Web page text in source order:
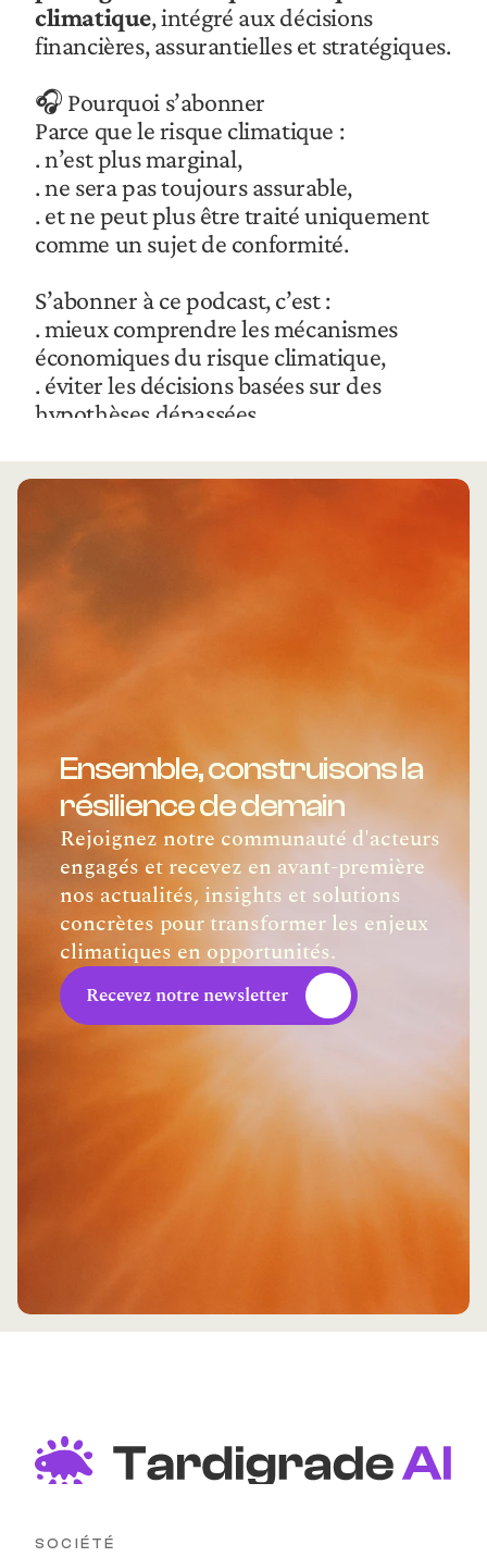
climatique, intégré aux décisions
financières, assurantielles et stratégiques.
🎧 Pourquoi s’abonner
Parce que le risque climatique :
. n’est plus marginal,
. ne sera pas toujours assurable,
. et ne peut plus être traité uniquement
comme un sujet de conformité.
S’abonner à ce podcast, c’est :
. mieux comprendre les mécanismes
économiques du risque climatique,
. éviter les décisions basées sur des
hypothèses dépassées,
levier de résilience et de création de
🎙️ Un nouvel épisode chaque semaine.
Décider face au climat commence ici.
Ensemble, construisons la
résilience de demain
Rejoignez notre communauté d'acteurs
engagés et recevez en avant-première
nos actualités, insights et solutions
concrètes pour transformer les enjeux
climatiques en opportunités.
Recevez notre newsletter
SOCIÉTÉ